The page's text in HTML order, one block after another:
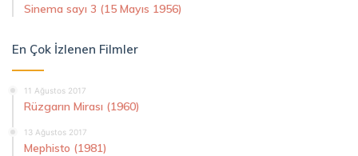
Sinema sayı 3 (15 Mayıs 1956)
En Çok İzlenen Filmler
11 Ağustos 2017
Rüzgarın Mirası (1960)
13 Ağustos 2017
Mephisto (1981)